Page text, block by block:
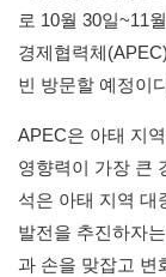
로 10월 30일~11
경제협력체
빈 방문할 예정이
APEC은 아태 지
영향력이 가장 큰
석은 아태 지역 대
발전을 추진하자
과 손을 맞잡고 변